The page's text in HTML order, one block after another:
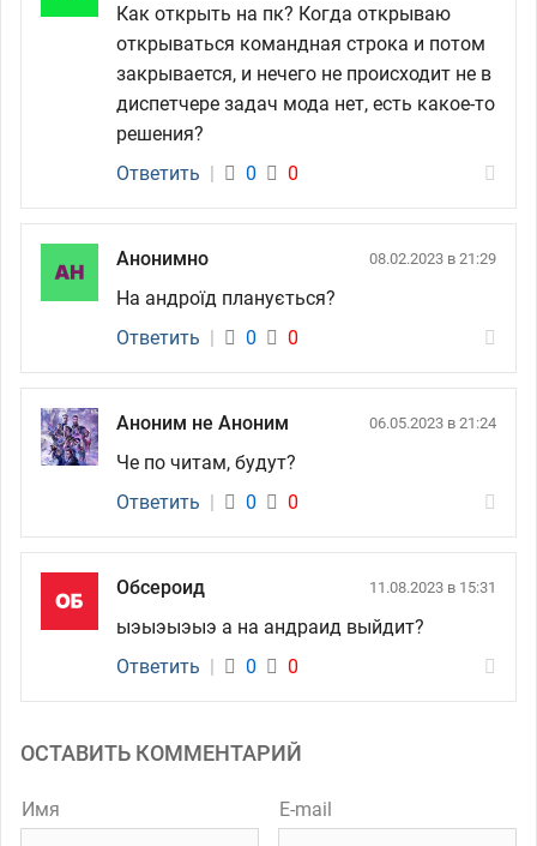
Как открыть на пк? Когда открываю
открываться командная строка и потом
закрывается, и нечего не происходит не в
диспетчере задач мода нет, есть какое-то
решения?
Ответить | 0 0
Анонимно 08.02.2023 в 21:29
На андроїд планується?
Ответить | 0 0
Аноним не Аноним 06.05.2023 в 21:24
Че по читам, будут?
Ответить | 0 0
Обсероид 11.08.2023 в 15:31
ыэыэыэыэ а на андраид выйдит?
Ответить | 0 0
ОСТАВИТЬ КОММЕНТАРИЙ
Имя E-mail